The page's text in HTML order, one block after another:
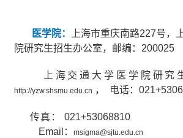
医学院： 上海市重庆南路227号，
院研究生招生办公室，邮编：200025
上海交通大学医学院研究
http://yzw.shsmu.edu.cn ， 电话：
传真：
021+53068810
Email ：msigma@sjtu.edu.cn